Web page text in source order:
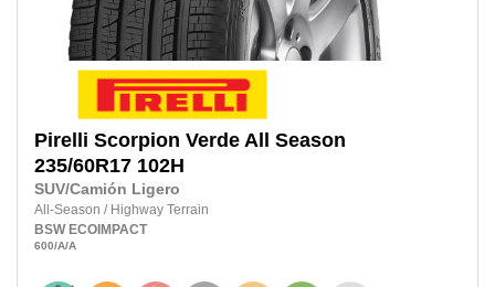
Pirelli Scorpion Verde All Season
235/60R17 102H
SUV/Camión Ligero
All-Season / Highway Terrain
BSW ECOIMPACT
600/A/A